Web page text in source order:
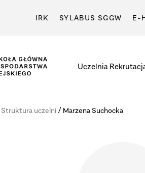
IRK SYLABUS SGGW E-
Uczelnia
Struktura uczelni/ Marzena Suchocka